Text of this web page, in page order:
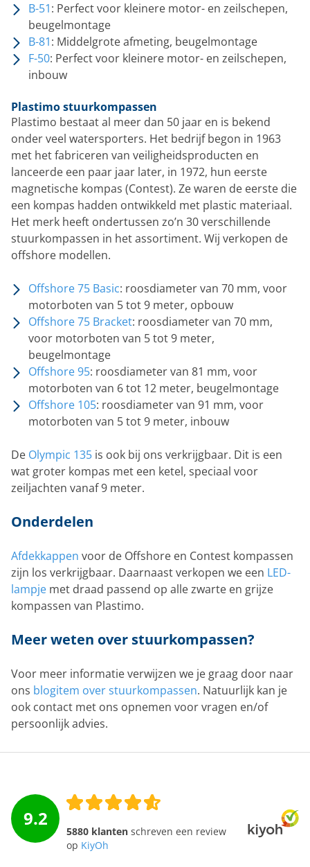
B-51: Perfect voor kleinere motor- en zeilschepen,
beugelmontage
B-81: Middelgrote afmeting, beugelmontage
F-50: Perfect voor kleinere motor- en zeilschepen,
inbouw
Plastimo stuurkompassen
Plastimo bestaat al meer dan 50 jaar en is bekend
onder veel watersporters. Het bedrijf begon in 1963
met het fabriceren van veiligheidsproducten en
lanceerde een paar jaar later, in 1972, hun eerste
magnetische kompas (Contest). Ze waren de eerste die
een kompas hadden ontwikkeld met plastic materiaal.
Het merk heeft ondertussen zo’n 30 verschillende
stuurkompassen in het assortiment. Wij verkopen de
offshore modellen.
Offshore 75 Basic: roosdiameter van 70 mm, voor
motorboten van 5 tot 9 meter, opbouw
Offshore 75 Bracket: roosdiameter van 70 mm,
voor motorboten van 5 tot 9 meter,
beugelmontage
Offshore 95: roosdiameter van 81 mm, voor
motorboten van 6 tot 12 meter, beugelmontage
Offshore 105: roosdiameter van 91 mm, voor
motorboten van 5 tot 9 meter, inbouw
De Olympic 135 is ook bij ons verkrijgbaar. Dit is een
wat groter kompas met een ketel, speciaal voor
zeiljachten vanaf 9 meter.
Onderdelen
Afdekkappen voor de Offshore en Contest kompassen
zijn los verkrijgbaar. Daarnaast verkopen we een LED-
lampje met draad passend op alle zwarte en grijze
kompassen van Plastimo.
Meer weten over stuurkompassen?
Voor meer informatie verwijzen we je graag door naar
ons blogitem over stuurkompassen. Natuurlijk kan je
ook contact met ons opnemen voor vragen en/of
persoonlijk advies.
9.2
5880 klanten schreven een review
op KiyOh